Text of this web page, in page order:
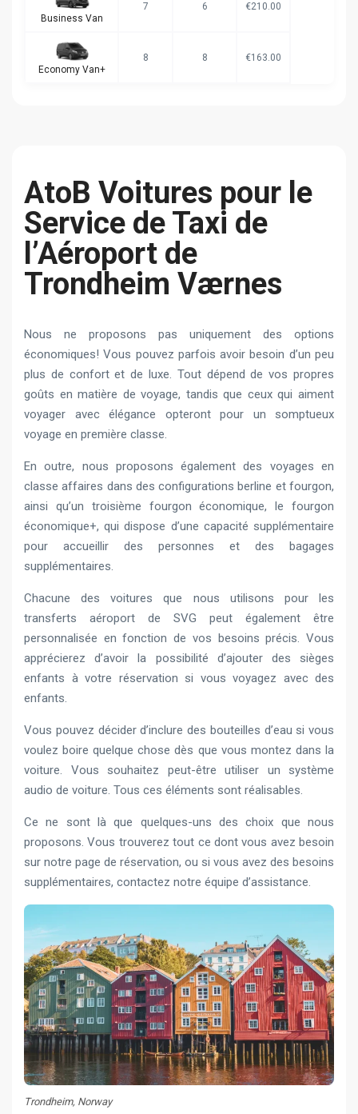
Business Van
7 6 €210.00
Economy Van+
8 8 €163.00
AtoB Voitures pour le
Service de Taxi de
l’Aéroport de
Trondheim Værnes
Nous ne proposons pas uniquement des options
économiques! Vous pouvez parfois avoir besoin d’un peu
plus de confort et de luxe. Tout dépend de vos propres
goûts en matière de voyage, tandis que ceux qui aiment
voyager avec élégance opteront pour un somptueux
voyage en première classe.
En outre, nous proposons également des voyages en
classe affaires dans des configurations berline et fourgon,
ainsi qu’un troisième fourgon économique, le fourgon
économique+, qui dispose d’une capacité supplémentaire
pour accueillir des personnes et des bagages
supplémentaires.
Chacune des voitures que nous utilisons pour les
transferts aéroport de SVG peut également être
personnalisée en fonction de vos besoins précis. Vous
apprécierez d’avoir la possibilité d’ajouter des sièges
enfants à votre réservation si vous voyagez avec des
enfants.
Vous pouvez décider d’inclure des bouteilles d’eau si vous
voulez boire quelque chose dès que vous montez dans la
voiture. Vous souhaitez peut-être utiliser un système
audio de voiture. Tous ces éléments sont réalisables.
Ce ne sont là que quelques-uns des choix que nous
proposons. Vous trouverez tout ce dont vous avez besoin
sur notre page de réservation, ou si vous avez des besoins
supplémentaires, contactez notre équipe d’assistance.
Trondheim, Norway